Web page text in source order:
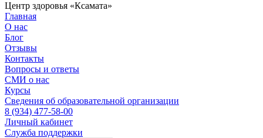
Центр здоровья «Ксамата»
Главная
О нас
Блог
Отзывы
Контакты
Вопросы и ответы
СМИ о нас
Курсы
Сведения об образовательной организации
8 (934) 477-58-00
Личный кабинет
Служба поддержки